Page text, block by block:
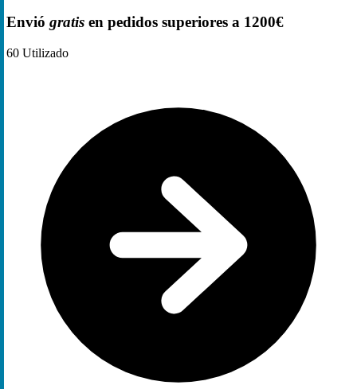
Envió gratis en pedidos superiores a 1200€
60 Utilizado